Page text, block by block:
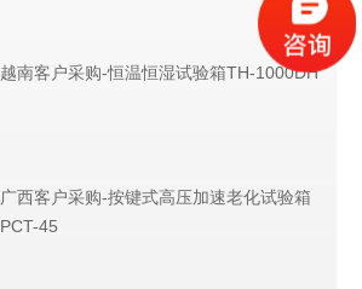
越南客户采购-恒温恒湿试验箱TH-1000DH
广西客户采购-按键式高压加速老化试验箱
PCT-45